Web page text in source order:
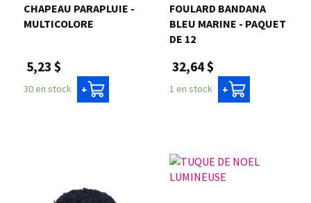
CHAPEAU PARAPLUIE -
MULTICOLORE
5,23 $
30 en stock +
FOULARD BANDANA
BLEU MARINE - PAQUET
DE 12
32,64 $
1 en stock +